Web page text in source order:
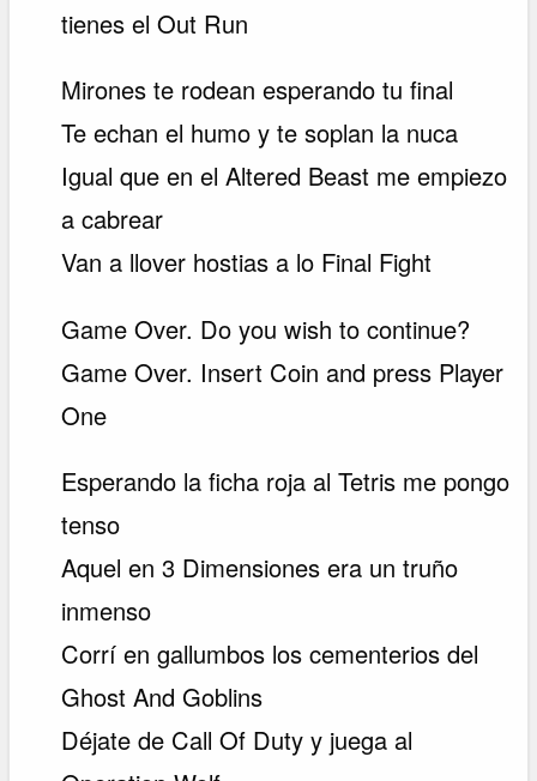
tienes el Out Run
Mirones te rodean esperando tu final
Te echan el humo y te soplan la nuca
Igual que en el Altered Beast me empiezo
a cabrear
Van a llover hostias a lo Final Fight
Game Over. Do you wish to continue?
Game Over. Insert Coin and press Player
One
Esperando la ficha roja al Tetris me pongo
tenso
Aquel en 3 Dimensiones era un truño
inmenso
Corrí en gallumbos los cementerios del
Ghost And Goblins
Déjate de Call Of Duty y juega al